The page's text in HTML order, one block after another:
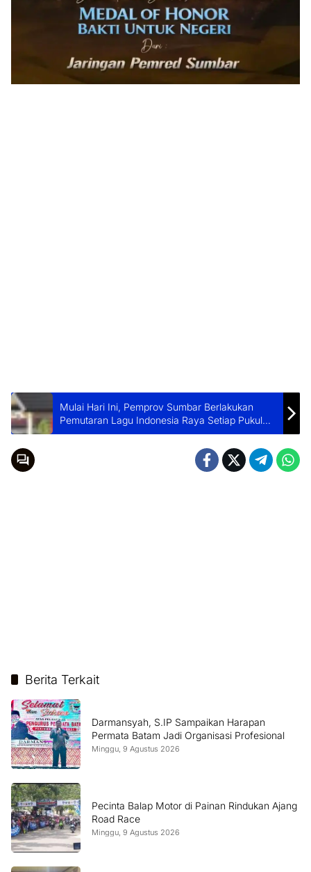
Mulai Hari Ini, Pemprov Sumbar Berlakukan
Pemutaran Lagu Indonesia Raya Setiap Pukul
10.00 WIB
Berita Terkait
Darmansyah, S.IP Sampaikan Harapan
Permata Batam Jadi Organisasi Profesional
Minggu, 9 Agustus 2026
Pecinta Balap Motor di Painan Rindukan Ajang
Road Race
Minggu, 9 Agustus 2026